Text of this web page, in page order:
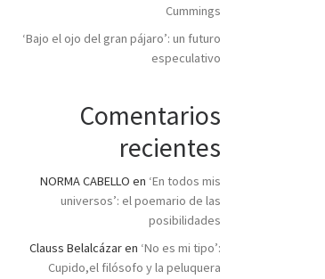
Cummings
‘Bajo el ojo del gran pájaro’: un futuro
especulativo
Comentarios
recientes
NORMA CABELLO en ‘En todos mis
universos’: el poemario de las
posibilidades
Clauss Belalcázaren ‘No es mi tipo’:
Cupido,el filósofo y la peluquera